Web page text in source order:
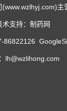
术支持： 制药网
86822126
lh@wzlihong.com